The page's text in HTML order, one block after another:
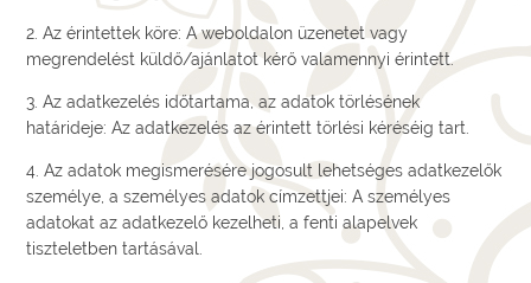
2. Az érintettek köre: A weboldalon üzenetet vagy
megrendelést küldő/ajánlatot kérő valamennyi érintett.
3. Az adatkezelés időtartama, az adatok törlésének
határideje: Az adatkezelés az érintett törlési kéréséig tart.
4. Az adatok megismerésére jogosult lehetséges adatkezelők
személye, a személyes adatok címzettjei: A személyes
adatokat az adatkezelő kezelheti, a fenti alapelvek
tiszteletben tartásával.